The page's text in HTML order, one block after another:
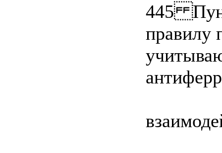
445
правилу